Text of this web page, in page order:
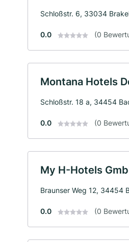
Schloßstr. 6, 33034
0.0 (0
Montana Hotels
Schloßstr. 18 a, 34454
0.0 (0
My H-Hotels
Braunser Weg 12, 34454
0.0 (0